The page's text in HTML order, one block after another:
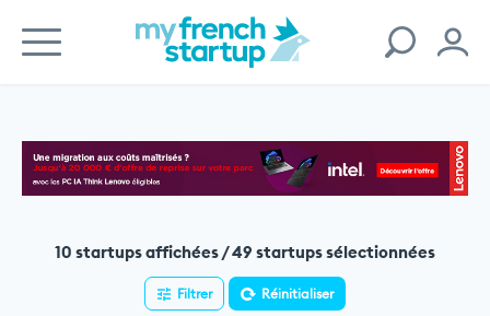
10 startups affichées / 49 startups sélectionnées
Filtrer Réinitialiser